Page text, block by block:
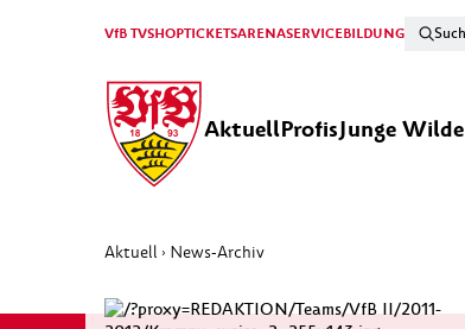
VfB TVSHOPTICKETSARENASERVICEBILDUNG
AktuellProfisJunge Wilde
Aktuell › News-Archiv